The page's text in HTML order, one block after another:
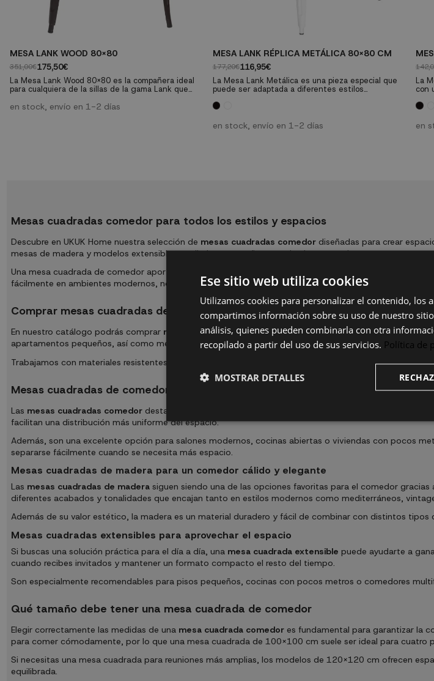
MESA LANK WOOD 80X80
351,00€175,50€
La Mesa Lank Wood 80x80 es la compañera ideal
para cualquiera de la sillas de la gama Lank que
espacio actual y con estilo apoyándote en la
en stock, envío en 1-2 días
MESA LANK RÉPLICA METÁLICA 80x80 CM
177,20€116,95€
La Mesa Lank Metálica es una pieza especial que
puede ser adaptada a diferentes estilos
Puedes combinarla con cualquier silla de la gama
elegir.
en stock, envío en 1-2 días
La
con
en
Mesas cuadradas comedor para todos los estilos y espacios
Descubre en UKUK Home nuestra selección de mesas cuadradas comedordiseñadas para crear
mesas de madera y modelos extensibles en distintos tamaños y acabados para adaptarse tanto a
Una mesa cuadrada de comedor aporta equilibrio visual, favorece la conversación entre los
fácilmente en ambientes modernos, nórdicos, rústicos o contemporáneos.
Comprar mesas cuadradas de comedor online en UKUK Home
En nuestro catálogo podrás comprar mesas cuadradas comedorpensadas para diferentes estilos
apartamentos pequeños, así como mesas cuadradas extensibles perfectas para quienes necesitan
Trabajamos con materiales resistentes y diseños preparados para el uso diario, combinando
Mesas cuadradas de comedor modernas y funcionales
Las mesas cuadradas comedordestacan por crear ambientes más equilibrados y acogedores. A
facilitan una distribución más uniforme del espacio.
Además, son una excelente opción para salones modernos, cocinas abiertas o viviendas con pocos
separarse fácilmente cuando se necesita más espacio.
Mesas cuadradas de madera para un comedor cálido y elegante
Las mesas cuadradas de maderasiguen siendo una de las opciones favoritas para el comedor gracias
diferentes acabados y tonalidades que encajan tanto en estilos modernos como mediterráneos,
Además de su valor estético, la madera es un material duradero y fácil de combinar con distintos tipos
Mesas cuadradas extensibles para aprovechar el espacio
Si buscas una solución práctica para el día a día, una mesa cuadrada extensible puede ayudarte a
cuando recibes invitados y mantener un formato compacto el resto del tiempo.
Son especialmente recomendables para pisos pequeños, cocinas con pocos metros o comedores
Qué tamaño debe tener una mesa cuadrada de comedor
Elegir correctamente las medidas de una mesa cuadrada comedores fundamental para garantizar la
para comer cómodamente, por lo que una mesa cuadrada de 100x100 cm suele ser ideal para cuatro
Si necesitas una mesa cuadrada para reuniones más amplias, los modelos de 120x120 cm ofrecen
equilibrada.
Ese sitio web utiliza cookies
Utilizamos cookies para personalizar el contenido, los
compartimos información sobre su uso de nuestro
análisis, quienes pueden combinarla con otra
recopilado a partir del uso de sus servicios. Política de
MOSTRAR DETALLES